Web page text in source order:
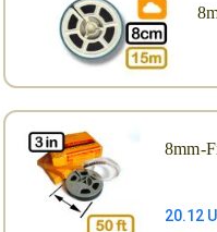
8mm-
20.12